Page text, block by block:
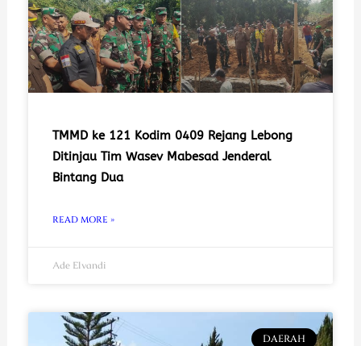
TMMD ke 121 Kodim 0409 Rejang Lebong
Ditinjau Tim Wasev Mabesad Jenderal
Bintang Dua
READ MORE »
Ade Elvandi
DAERAH